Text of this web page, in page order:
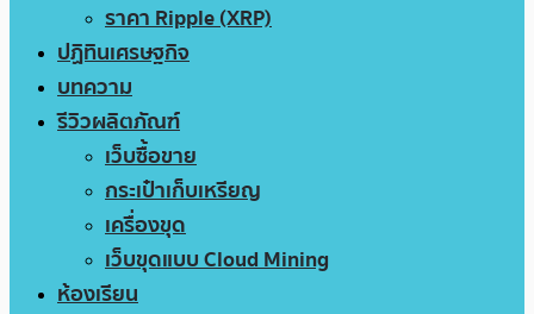
ราคา Ripple (XRP)
ปฏิทินเศรษฐกิจ
บทความ
รีวิวผลิตภัณฑ์
เว็บซื้อขาย
กระเป๋าเก็บเหรียญ
เครื่องขุด
เว็บขุดแบบ Cloud Mining
ห้องเรียน